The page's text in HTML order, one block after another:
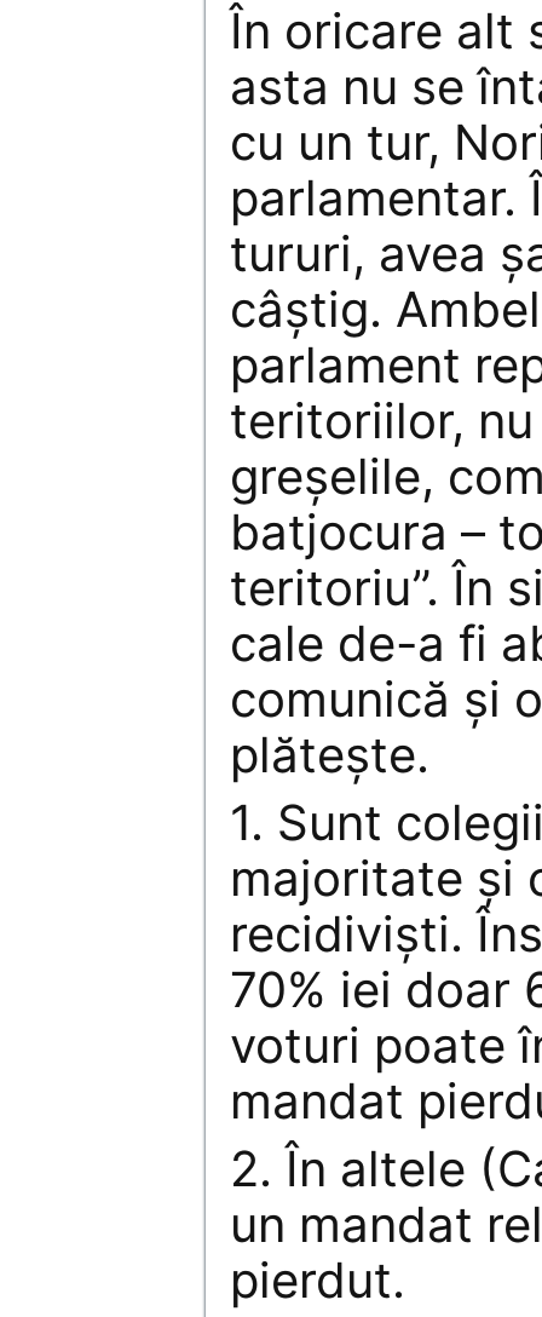
În oricare alt
asta nu se
cu un tur,
parlamentar.
tururi, avea
câştig.
parlament
teritoriilor,
greşelile,
batjocura –
teritoriu”. În
cale de-a fi
comunică şi
plăteşte.
1. Sunt
majoritate şi
recidivişti.
70% iei doar
voturi poate
mandat
2. În altele
un mandat
pierdut.